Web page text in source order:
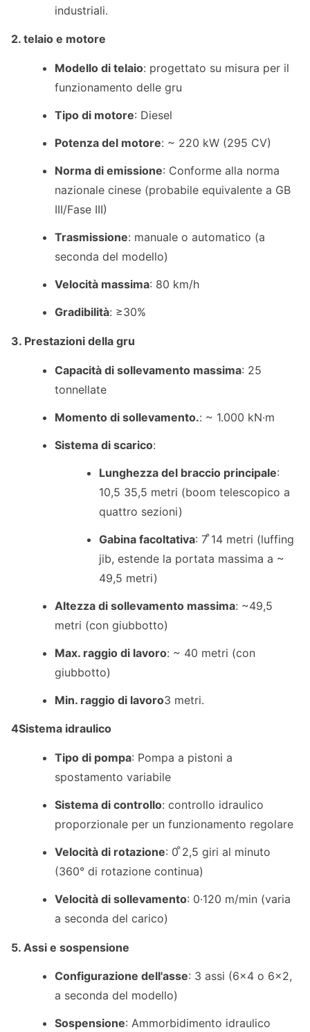
industriali.
2. telaio e motore
Modello di telaio: progettato su misura per il
funzionamento delle gru
Tipo di motore: Diesel
Potenza del motore: ~ 220 kW (295 CV)
Norma di emissione: Conforme alla norma
nazionale cinese (probabile equivalente a GB
III/Fase III)
Trasmissione: manuale o automatico (a
seconda del modello)
Velocità massima: 80 km/h
Gradibilità: ≥30%
3. Prestazioni della gru
Capacità di sollevamento massima: 25
tonnellate
Momento di sollevamento.: ~ 1.000 kN·m
Sistema di scarico:
Lunghezza del braccio principale:
10,5 35,5 metri (boom telescopico a
quattro sezioni)
Gabina facoltativa: 7 ̊14 metri (luffing
jib, estende la portata massima a ~
49,5 metri)
Altezza di sollevamento massima: ~49,5
metri (con giubbotto)
Max. raggio di lavoro: ~ 40 metri (con
giubbotto)
Min. raggio di lavoro3 metri.
4Sistema idraulico
Tipo di pompa: Pompa a pistoni a
spostamento variabile
Sistema di controllo: controllo idraulico
proporzionale per un funzionamento regolare
Velocità di rotazione: 0 ̊2,5 giri al minuto
(360° di rotazione continua)
Velocità di sollevamento: 0·120 m/min (varia
a seconda del carico)
5. Assi e sospensione
Configurazione dell'asse: 3 assi (6×4 o 6×2,
a seconda del modello)
Sospensione: Ammorbidimento idraulico